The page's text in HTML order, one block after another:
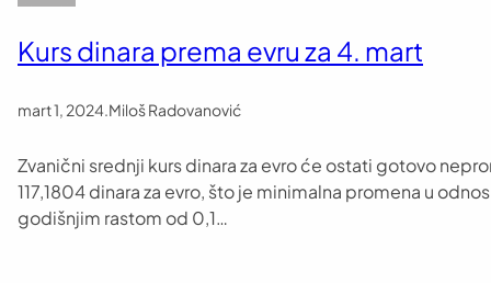
Kurs dinara prema evru za 4. mart
mart 1, 2024.Miloš Radovanović
Zvanični srednji kurs dinara za evro će ostati gotovo
117,1804 dinara za evro, što je minimalna promena u
godišnjim rastom od 0,1…